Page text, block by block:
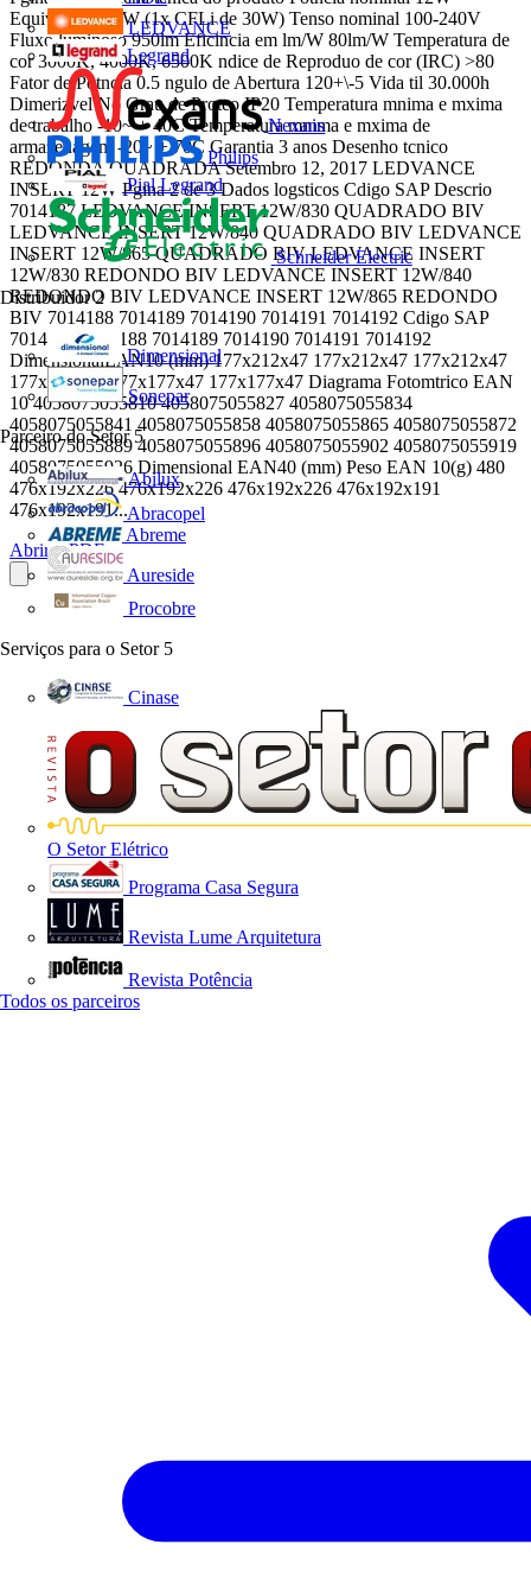
LEDVANCE
Legrand
Nexans
Philips
Pial Legrand
Schneider Electric
Distribuidor 2
Dimensional
Sonepar
Parceiro do Setor 5
Abilux
Abracopel
Abreme
Aureside
Procobre
Serviços para o Setor 5
Cinase
O Setor Elétrico
Programa Casa Segura
Revista Lume Arquitetura
Revista Potência
Todos os parceiros
Equivalncia 15W (1x CFLi de 30W) Tenso nominal 100-240V
Fluxo luminoso 950lm Eficincia em lm/W 80lm/W Temperatura de
cor 3000K, 4000K, 6500K ndice de Reproduo de cor (IRC) >80
Fator de Potncia 0.5 ngulo de Abertura 120+\-5 Vida til 30.000h
Dimerizvel No Grau de Proteo IP20 Temperatura mnima e mxima
de trabalho -10~ + 40C Temperatura mnima e mxima de
armazenagem -20~ + 70C Garantia 3 anos Desenho tcnico
REDONDA QUADRADA Setembro 12, 2017 LEDVANCE
INSERT 12W Pgina 2 de 3 Dados logsticos Cdigo SAP Descrio
7014187 LEDVANCE INSERT 12W/830 QUADRADO BIV
LEDVANCE INSERT 12W/840 QUADRADO BIV LEDVANCE
INSERT 12W/865 QUADRADO BIV LEDVANCE INSERT
12W/830 REDONDO BIV LEDVANCE INSERT 12W/840
REDONDO BIV LEDVANCE INSERT 12W/865 REDONDO
BIV 7014188 7014189 7014190 7014191 7014192 Cdigo SAP
7014187 7014188 7014189 7014190 7014191 7014192
DimensionalEAN10 (mm) 177x212x47 177x212x47 177x212x47
177x177x47 177x177x47 177x177x47 Diagrama Fotomtrico EAN
10 4058075055810 4058075055827 4058075055834
4058075055841 4058075055858 4058075055865 4058075055872
4058075055889 4058075055896 4058075055902 4058075055919
4058075055926 Dimensional EAN40 (mm) Peso EAN 10(g) 480
476x192x226 476x192x226 476x192x226 476x192x191
476x192x191...
Abrir o PDF